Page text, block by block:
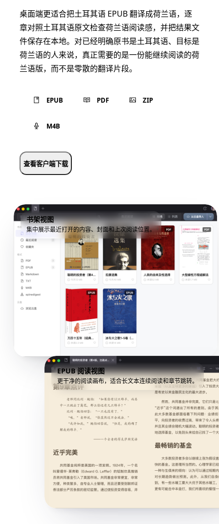
桌面端更适合把土耳其语 EPUB 翻译成荷兰语，逐
章对照土耳其语原文检查荷兰语阅读感，并把结果文
件保存在本地。对已经明确原书是土耳其语、目标是
荷兰语的人来说，真正需要的是一份能继续阅读的荷
兰语版，而不是零散的翻译片段。
EPUB PDF ZIP
M4B
查看客户端下载
书架视图
集中展示最近打开的内容、封面和上次阅读位置。
EPUB 阅读视图
更干净的阅读画布，适合长文本连续阅读和章节跳转。